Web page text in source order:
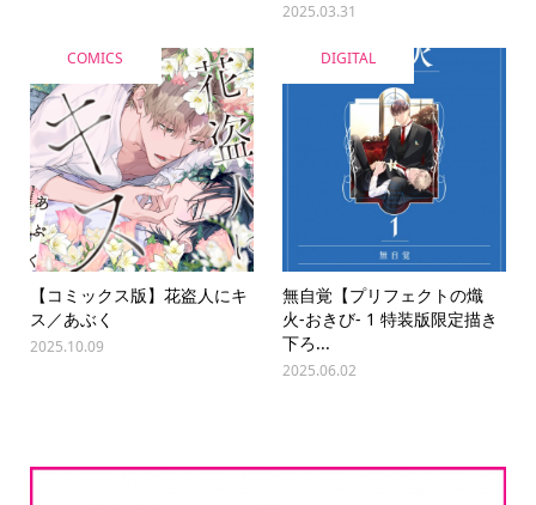
2025.03.31
COMICS
【コミックス版】花盗人にキ
ス／あぶく
2025.10.09
DIGITAL
無自覚【プリフェクトの熾
火-おきび- 1 特装版限定描き
下ろ...
2025.06.02